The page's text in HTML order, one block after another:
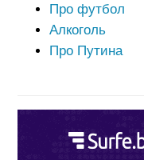
Про футбол
Алкоголь
Про Путина